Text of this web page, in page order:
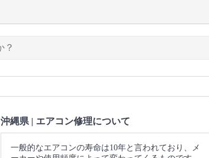
沖縄県 | エアコン修理について
一般的なエアコンの寿命は10年と言われており、メ